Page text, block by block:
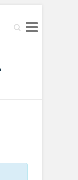
Search